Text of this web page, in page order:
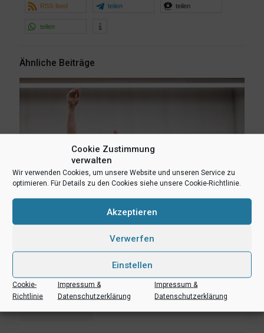
Cookie Zustimmung
verwalten
Wir verwenden Cookies, um unsere Website und unseren Service zu
optimieren. Für Details zu den Cookies siehe unsere Cookie-Richtlinie.
Akzeptieren
Verwerfen
Einstellen
Cookie-
Richtlinie
Impressum &
Datenschutzerklärung
Impressum &
Datenschutzerklärung
RSS-feed teilen teilen
teilen
Ähnliche Beiträge
Erik Niggemann setzt Karriere in Ibbenbüren fort